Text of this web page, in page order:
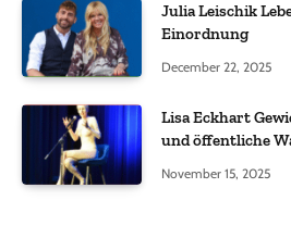
Julia Leischik
Einordnung
December 22, 2025
Lisa Eckhart
und öffentliche
November 15, 2025